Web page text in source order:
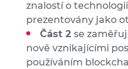
znalostí o
prezentovány jako
Část 2 se
nově vznikajícími
používáním